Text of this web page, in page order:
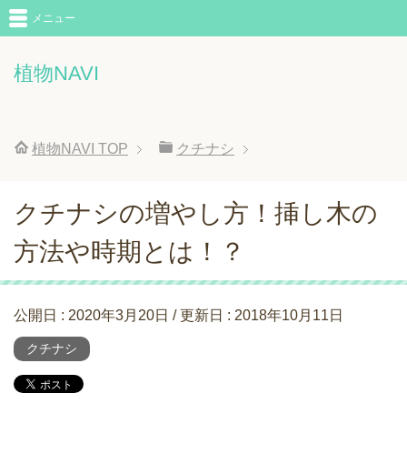
植物NAVI
メニュー
植物NAVI TOP クチナシ
クチナシの増やし方！挿し木の
方法や時期とは！？
公開日 : 2020年3月20日 / 更新日 : 2018年10月11日
クチナシ